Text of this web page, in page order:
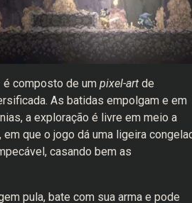
é composto de um pixel-artde
As batidas empolgam e em
a exploração é livre em meio a
que o jogo dá uma ligeira
casando bem as
pula, bate com sua arma e pode